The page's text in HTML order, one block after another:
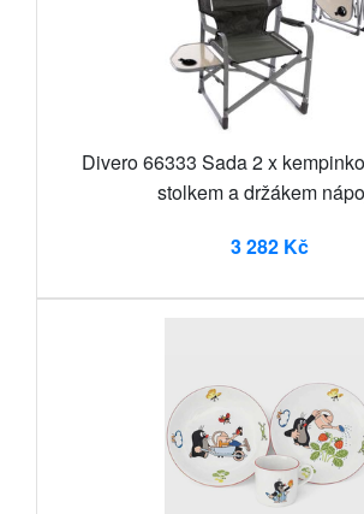
Divero 66333 Sada 2 x
stolkem a držákem
3 282 Kč